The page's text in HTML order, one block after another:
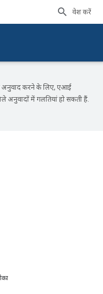
प्रवेश करें
अनुवाद करने के लिए, एआई
अनुवादों में गलतियां हो सकती हैं.